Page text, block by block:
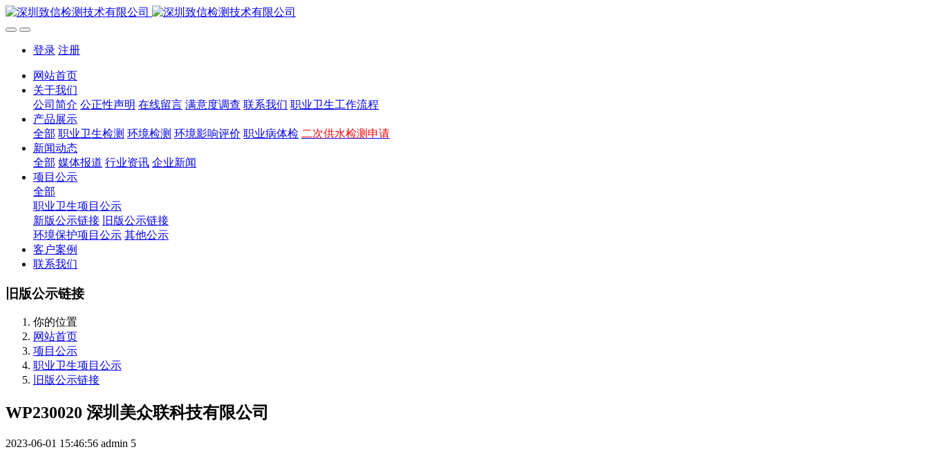
登录 注册
网站首页
关于我们
公司简介 公正性声明 在线留言 满意度调查 联系我们 职业卫生工作流程
产品展示
全部 职业卫生检测 环境检测 环境影响评价 职业病体检 二次供水检测申请
新闻动态
全部 媒体报道 行业资讯 企业新闻
项目公示
全部
职业卫生项目公示
新版公示链接
旧版公示链接
环境保护项目公示 其他公示
客户案例
联系我们
旧版公示链接
你的位置
网站首页
项目公示
职业卫生项目公示
旧版公示链接
WP230020 深圳美众联科技有限公司
2023-06-01 15:46:56 admin 5